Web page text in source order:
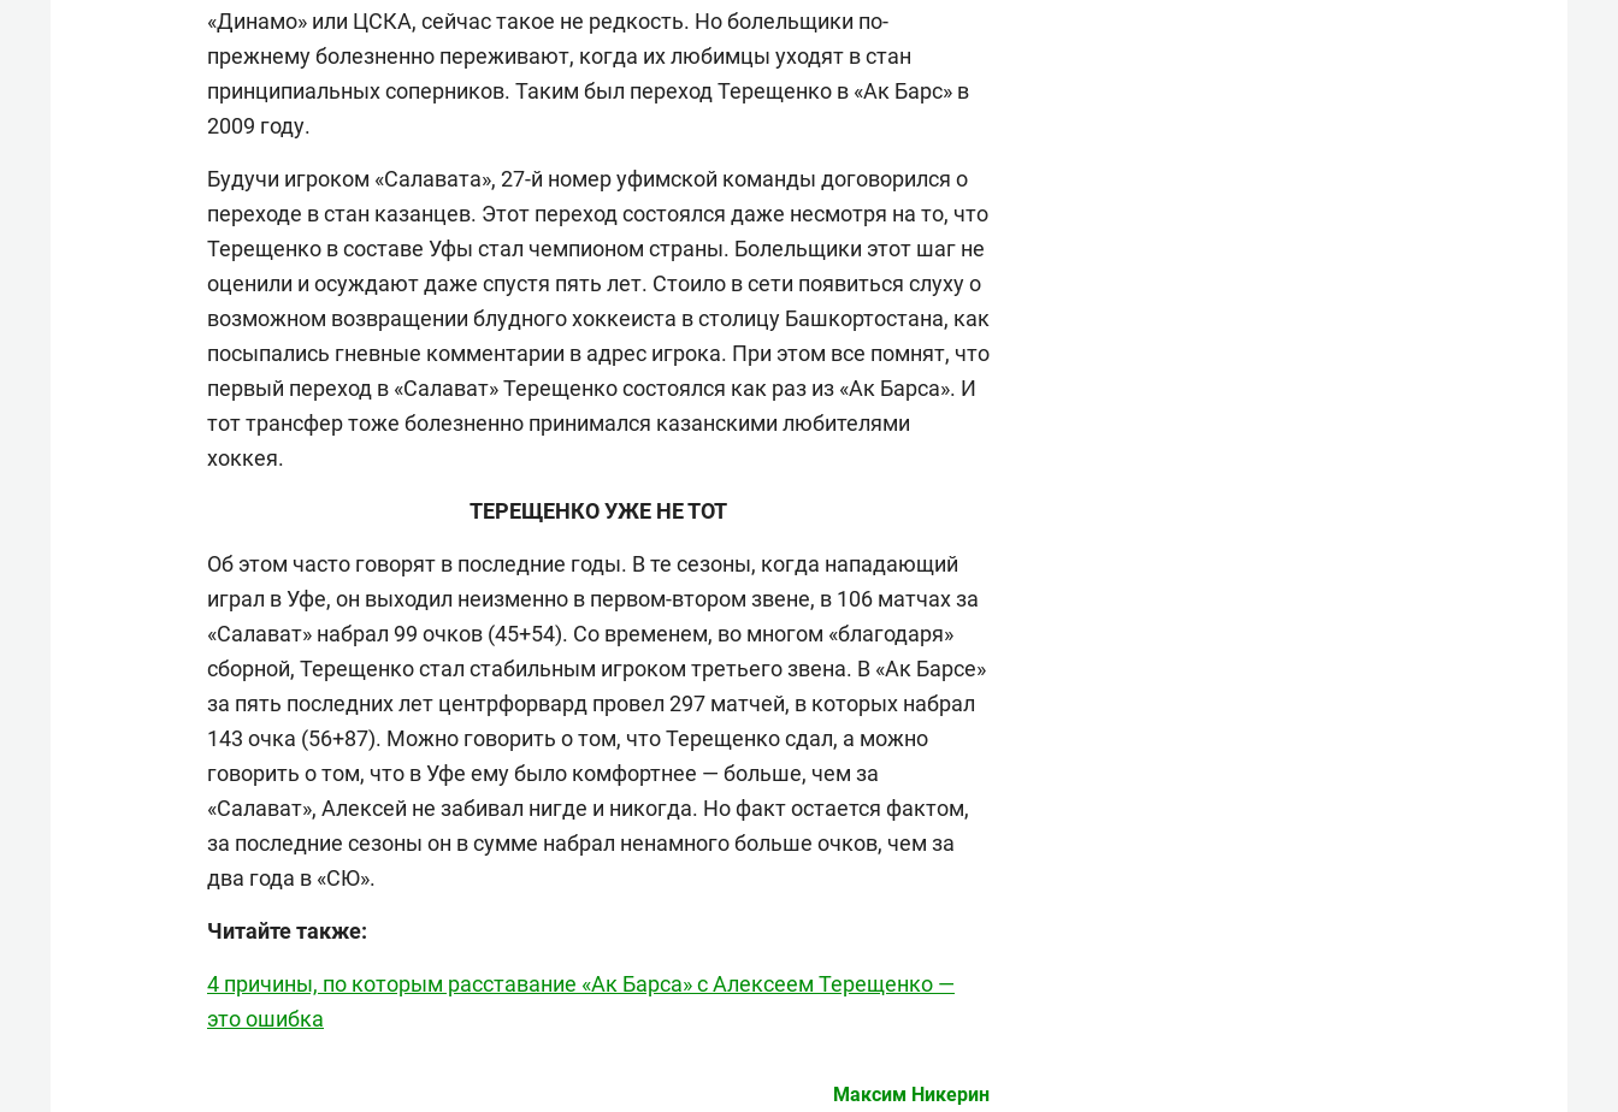
«Динамо» или ЦСКА, сейчас такое не редкость. Но болельщики по-
прежнему болезненно переживают, когда их любимцы уходят в стан
принципиальных соперников. Таким был переход Терещенко в «Ак Барс» в
2009 году.
Будучи игроком «Салавата», 27-й номер уфимской команды договорился о
переходе в стан казанцев. Этот переход состоялся даже несмотря на то, что
Терещенко в составе Уфы стал чемпионом страны. Болельщики этот шаг не
оценили и осуждают даже спустя пять лет. Стоило в сети появиться слуху о
возможном возвращении блудного хоккеиста в столицу Башкортостана, как
посыпались гневные комментарии в адрес игрока. При этом все помнят, что
первый переход в «Салават» Терещенко состоялся как раз из «Ак Барса». И
тот трансфер тоже болезненно принимался казанскими любителями
хоккея.
ТЕРЕЩЕНКО УЖЕ НЕ ТОТ
Об этом часто говорят в последние годы. В те сезоны, когда нападающий
играл в Уфе, он выходил неизменно в первом-втором звене, в 106 матчах за
«Салават» набрал 99 очков (45+54). Со временем, во многом «благодаря»
сборной, Терещенко стал стабильным игроком третьего звена. В «Ак Барсе»
за пять последних лет центрфорвард провел 297 матчей, в которых набрал
143 очка (56+87). Можно говорить о том, что Терещенко сдал, а можно
говорить о том, что в Уфе ему было комфортнее — больше, чем за
«Салават», Алексей не забивал нигде и никогда. Но факт остается фактом,
за последние сезоны он в сумме набрал ненамного больше очков, чем за
два года в «СЮ».
Читайте также:
4 причины, по которым расставание «Ак Барса» с Алексеем Терещенко —
это ошибка
Максим Никерин